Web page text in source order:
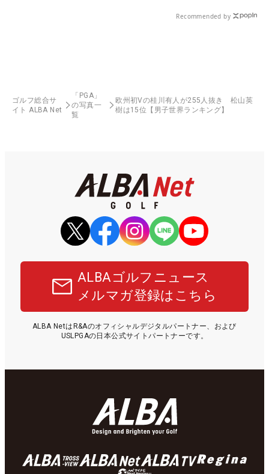
Recommended by
ゴルフ総合サ
イト ALBA Net
「PGA」
の写真一
覧
欧州初Vの桂川有人が255人抜き 松山英
樹は15位【男子世界ランキング】
ALBAゴルフニュース
メルマガ登録はこちら
ALBA NetはR&Aのオフィシャルデジタルパートナー、および
USLPGAの日本公式サイトパートナーです。